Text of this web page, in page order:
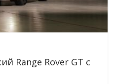
Range Rover GT с